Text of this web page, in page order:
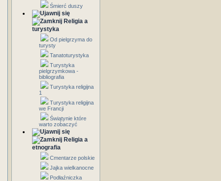
Śmierć duszy
Religia a
turystyka
Od pielgrzyma do
turysty
Tanatoturystyka
Turystyka
pielgrzymkowa -
bibliografia
Turystyka religijna
1
Turystyka religijna
we Francji
Świątynie które
warto zobaczyć
Religia a
etnografia
Cmentarze polskie
Jajka wielkanocne
Podłaźniczka